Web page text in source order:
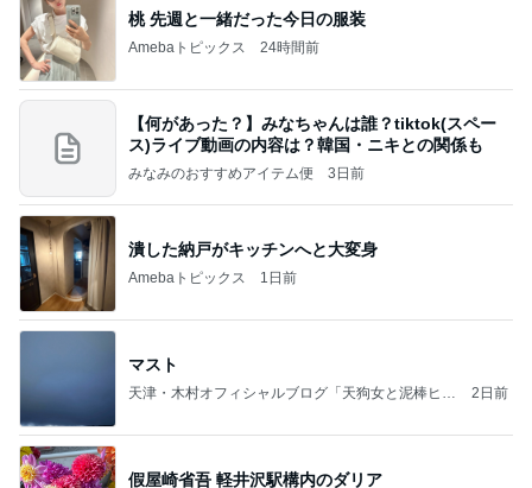
桃 先週と一緒だった今日の服装
Amebaトピックス 24時間前
【何があった？】みなちゃんは誰？tiktok(スペー
ス)ライブ動画の内容は？韓国・ニキとの関係も
みなみのおすすめアイテム便 3日前
潰した納戸がキッチンへと大変身
Amebaトピックス 1日前
マスト
天津・木村オフィシャルブログ「天狗女と泥棒ヒゲ
2日前
假屋崎省吾 軽井沢駅構内のダリア